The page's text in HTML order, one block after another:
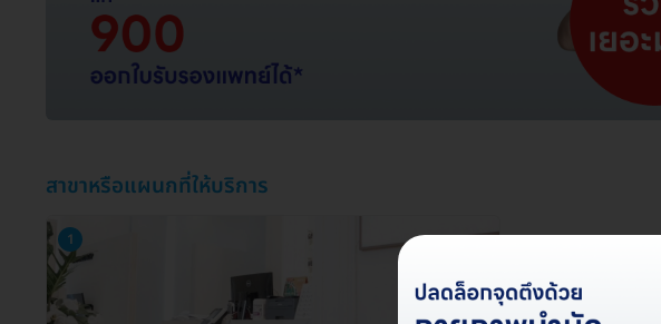
สาขาหรือแผนกที่ให้บริการ
1